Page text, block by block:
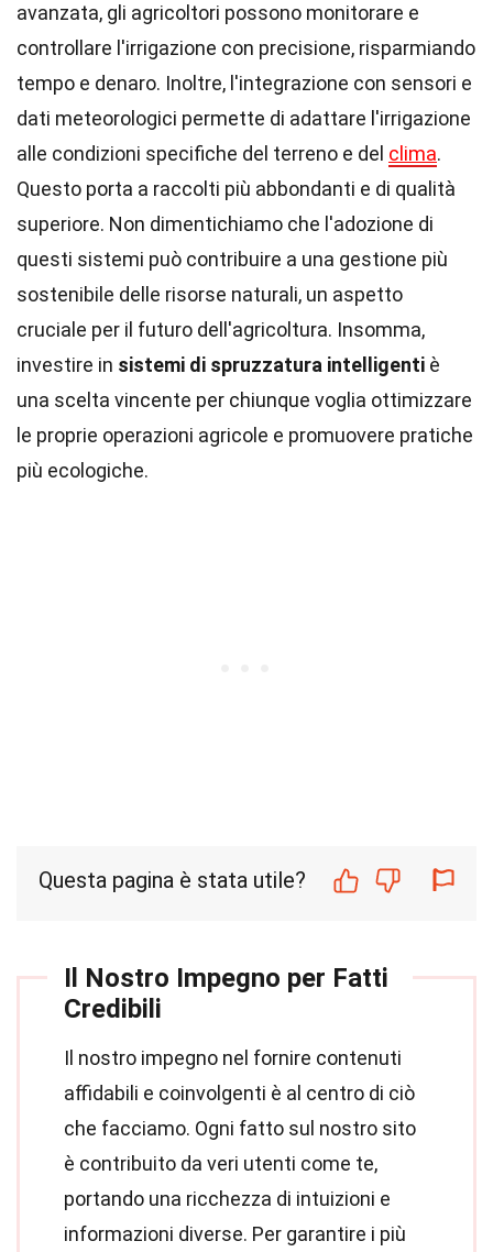
avanzata, gli agricoltori possono monitorare e
controllare l'irrigazione con precisione, risparmiando
tempo e denaro. Inoltre, l'integrazione con sensori e
dati meteorologici permette di adattare l'irrigazione
alle condizioni specifiche del terreno e del clima.
Questo porta a raccolti più abbondanti e di qualità
superiore. Non dimentichiamo che l'adozione di
questi sistemi può contribuire a una gestione più
sostenibile delle risorse naturali, un aspetto
cruciale per il futuro dell'agricoltura. Insomma,
investire in sistemi di spruzzatura intelligenti è
una scelta vincente per chiunque voglia ottimizzare
le proprie operazioni agricole e promuovere pratiche
più ecologiche.
Questa pagina è stata utile?
Il Nostro Impegno per Fatti
Credibili
Il nostro impegno nel fornire contenuti
affidabili e coinvolgenti è al centro di ciò
che facciamo. Ogni fatto sul nostro sito
è contribuito da veri utenti come te,
portando una ricchezza di intuizioni e
informazioni diverse. Per garantire i più